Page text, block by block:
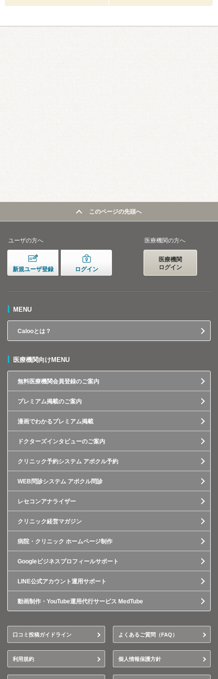
このページの先頭へ
ユーザの方へ
新規ユーザ登録 ログイン
医療機関の方へ
医療機関
ログイン
MENU
Calooとは？
医療機関向けMENU
無料医療機関会員登録のご案内
プレミアム掲載のご案内
漫画でわかるプレミアム掲載
ドクターズインタビューのご案内
クリニック予約システム アポクル予約
WEB問診システム アポクル問診
レセコンアナライザー
クリニック経営マガジン
病院・クリニック ホームページ制作
Googleビジネスプロフィールサポート
LINE公式アカウント運用サポート
動画制作・YouTube運用代行サービス MedTube
口コミ投稿ガイドライン よくあるご質問（FAQ）
利用規約 個人情報保護方針